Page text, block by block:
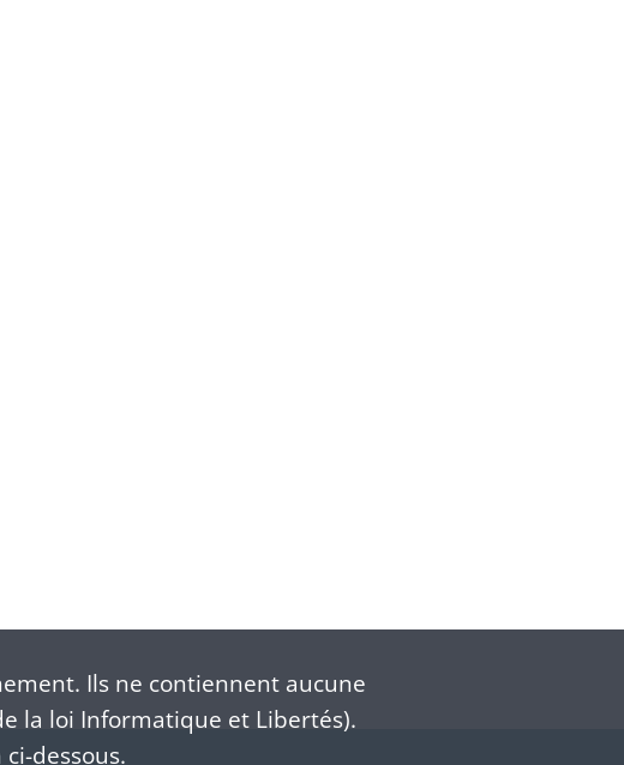
Ils ne contiennent aucune
la loi Informatique et Libertés).
dessous.